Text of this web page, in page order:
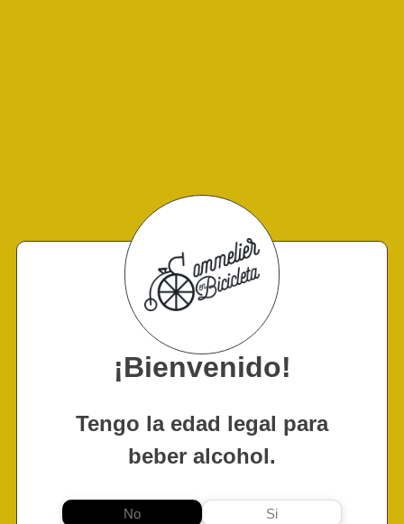
¡Bienvenido!
Tengo la edad legal para
beber alcohol.
No Si